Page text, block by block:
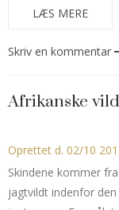
LÆS MERE
Skriv en kommentar
Afrikanske
Oprettet d. 02/10
Skindene kommer
jagtvildt indenfor